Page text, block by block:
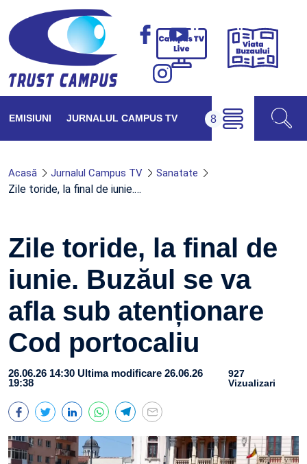
Campus
Viața
EMISIUNI JURNALUL CAMPUS TV
Acasă Jurnalul Campus TV Sanatate
Zile toride, la final de iunie.…
Zile toride, la final de
iunie. Buzăul se va
afla sub atenționare
Cod portocaliu
26.06.26 14:30 Ultima modificare 26.06.26
19:38
927
Vizualizari